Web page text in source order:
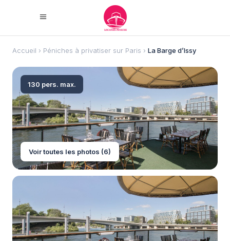
Accueil › Péniches à privatiser sur Paris › La Barge d’Issy
130 pers. max.
Voir toutes les photos (6)